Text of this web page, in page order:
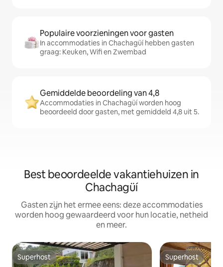
Populaire voorzieningen voor gasten
In accommodaties in Chachagüí hebben gasten
graag: Keuken, Wifi en Zwembad
Gemiddelde beoordeling van 4,8
Accommodaties in Chachagüí worden hoog
beoordeeld door gasten, met gemiddeld 4,8 uit 5.
Best beoordeelde vakantiehuizen in
Chachagüí
Gasten zijn het ermee eens: deze accommodaties
worden hoog gewaardeerd voor hun locatie, netheid
en meer.
Superhost
Superhost Superhost
Superhost